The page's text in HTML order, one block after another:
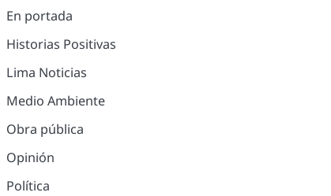
En portada
Historias Positivas
Lima Noticias
Medio Ambiente
Obra pública
Opinión
Política